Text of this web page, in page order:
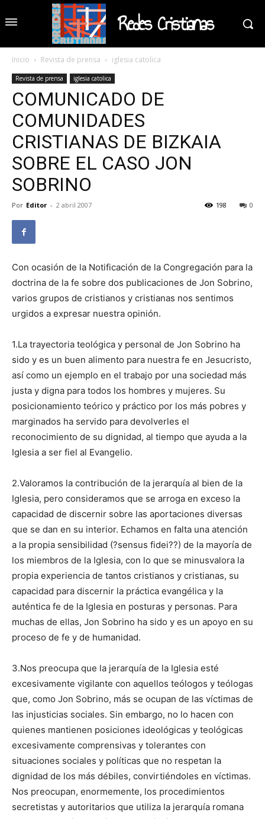
Redes Cristianas
Inicio Revista de prensa iglesia catolica
Revista de prensa iglesia catolica
COMUNICADO DE
COMUNIDADES
CRISTIANAS DE BIZKAIA
SOBRE EL CASO JON
SOBRINO
Por Editor - 2 abril 2007 0
198
Con ocasión de la Notificación de la Congregación para la
doctrina de la fe sobre dos publicaciones de Jon Sobrino,
varios grupos de cristianos y cristianas nos sentimos
urgidos a expresar nuestra opinión.
1.La trayectoria teológica y personal de Jon Sobrino ha
sido y es un buen alimento para nuestra fe en Jesucristo,
así como un ejemplo en el trabajo por una sociedad más
justa y digna para todos los hombres y mujeres. Su
posicionamiento teórico y práctico por los más pobres y
marginados ha servido para devolverles el
reconocimiento de su dignidad, al tiempo que ayuda a la
Iglesia a ser fiel al Evangelio.
2.Valoramos la contribución de la jerarquía al bien de la
Iglesia, pero consideramos que se arroga en exceso la
capacidad de discernir sobre las aportaciones diversas
que se dan en su interior. Echamos en falta una atención
a la propia sensibilidad (?sensus fidei??) de la mayoría de
los miembros de la Iglesia, con lo que se minusvalora la
propia experiencia de tantos cristianos y cristianas, su
capacidad para discernir la práctica evangélica y la
auténtica fe de la Iglesia en posturas y personas. Para
muchas de ellas, Jon Sobrino ha sido y es un apoyo en su
proceso de fe y de humanidad.
3.Nos preocupa que la jerarquía de la Iglesia esté
excesivamente vigilante con aquellos teólogos y teólogas
que, como Jon Sobrino, más se ocupan de las víctimas de
las injusticias sociales. Sin embargo, no lo hacen con
quienes mantienen posiciones ideológicas y teológicas
excesivamente comprensivas y tolerantes con
situaciones sociales y políticas que no respetan la
dignidad de los más débiles, convirtiéndoles en víctimas.
Nos preocupan, enormemente, los procedimientos
secretistas y autoritarios que utiliza la jerarquía romana